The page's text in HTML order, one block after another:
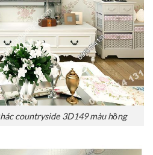
countryside 3D149 màu hồng